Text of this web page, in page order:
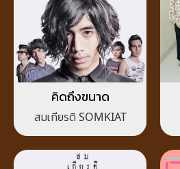
คิดถึงขนาด
สมเกียรติ SOMKIAT